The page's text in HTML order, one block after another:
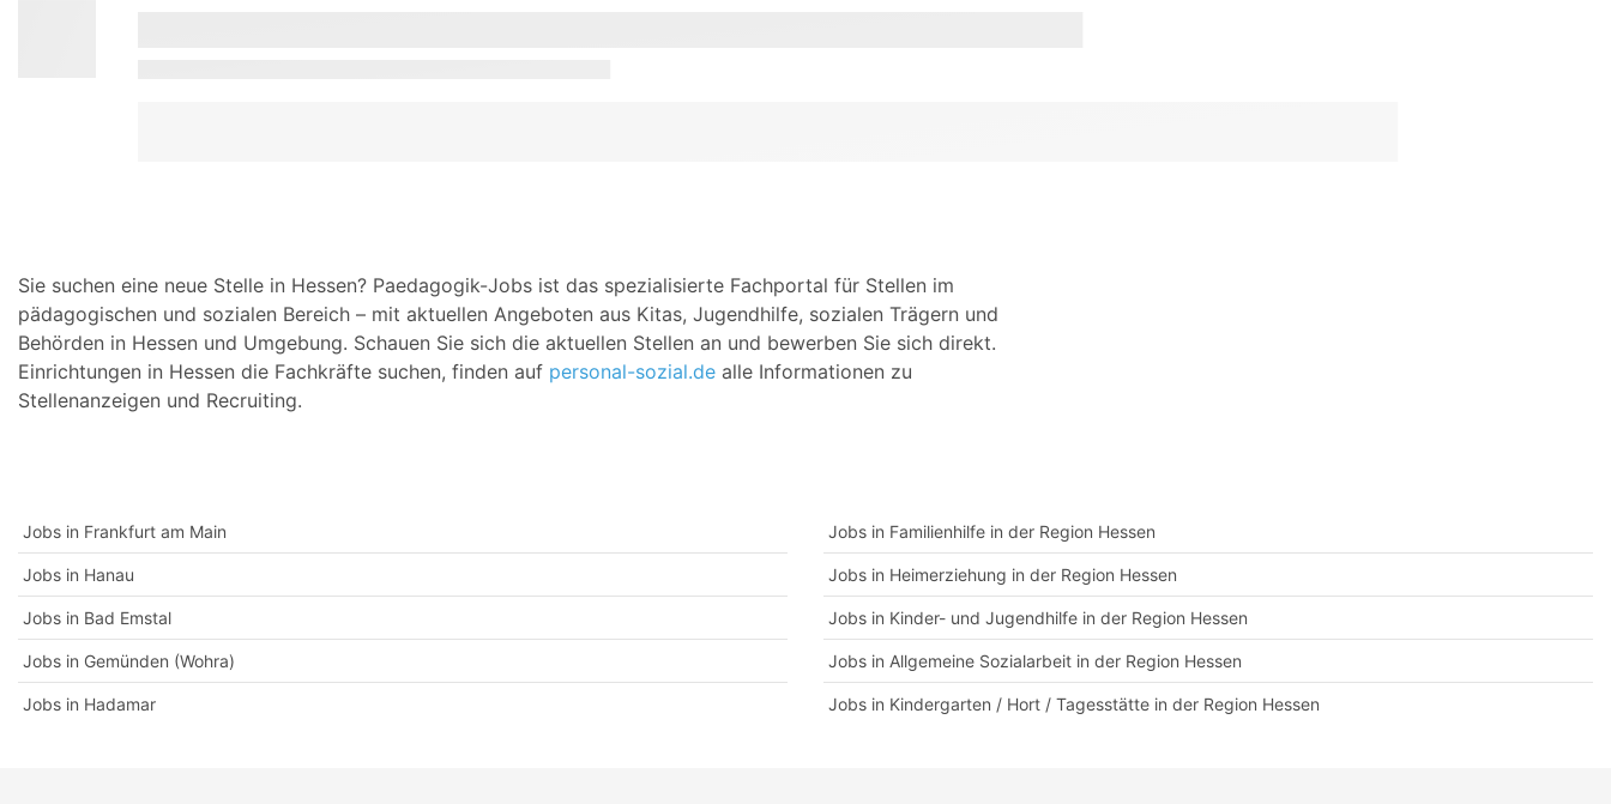
Sie suchen eine neue Stelle in Hessen? Paedagogik-Jobs ist das spezialisierte Fachportal für Stellen im
pädagogischen und sozialen Bereich – mit aktuellen Angeboten aus Kitas, Jugendhilfe, sozialen Trägern und
Behörden in Hessen und Umgebung. Schauen Sie sich die aktuellen Stellen an und bewerben Sie sich direkt.
Einrichtungen in Hessen die Fachkräfte suchen, finden auf personal-sozial.de alle Informationen zu
Stellenanzeigen und Recruiting.
Jobs in Frankfurt am Main
Jobs in Hanau
Jobs in Bad Emstal
Jobs in Gemünden (Wohra)
Jobs in Hadamar
Jobs in Familienhilfe in der Region Hessen
Jobs in Heimerziehung in der Region Hessen
Jobs in Kinder- und Jugendhilfe in der Region Hessen
Jobs in Allgemeine Sozialarbeit in der Region Hessen
Jobs in Kindergarten / Hort / Tagesstätte in der Region Hessen